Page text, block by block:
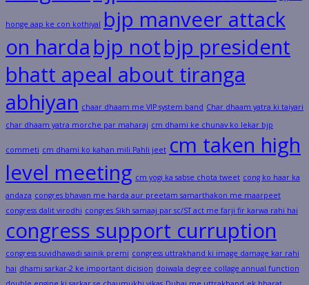
honge aap ke con kothiyal bjp manveer attack
on harda bjp notbjp president
bhatt apeal about tiranga
abhiyan chaar dhaam me VIP system band Char dhaam yatra ki taiyari
char dhaam yatra morche par maharaj cm dhami ke chunav ko lekar bjp
commeti cm dhami ko kahan mili Pahli jeet cm taken high
level meeting cm yogi ka sabse chota tweet cong ko haar ka
andaza congres bhavan me harda aur preetam samarthakon me maarpeet
congress dalit virodhi congres Sikh samaaj par sc/ST act me farji fir karwa rahi hai
congress support curruption
congress suvidhawadi sainik premi congress uttrakhand ki image damage kar rahi
hai dhami sarkar-2 ke important dicision doiwala degree collage annual function